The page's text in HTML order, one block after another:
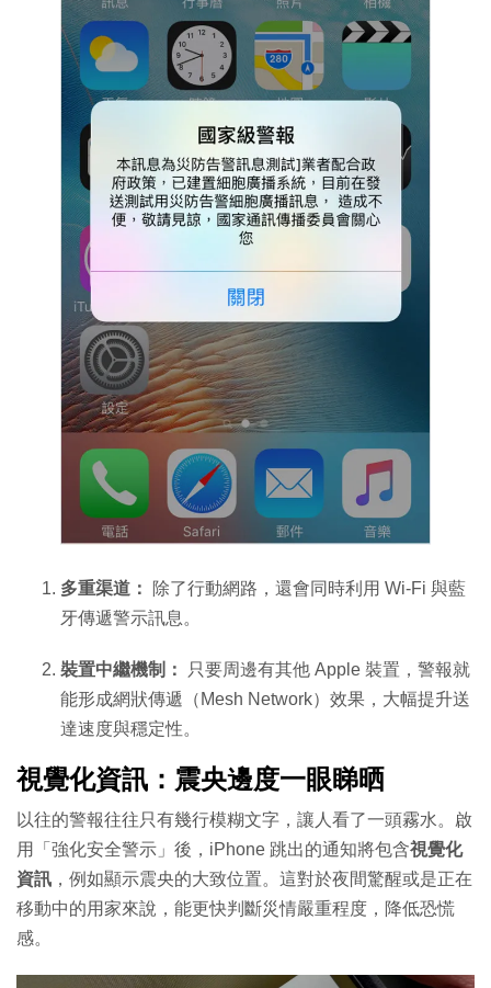
多重渠道：
除了行動網路，還會同時利用 Wi-Fi 與藍
牙傳遞警示訊息。
裝置中繼機制：
只要周邊有其他 Apple 裝置，警報就
能形成網狀傳遞（Mesh Network）效果，大幅提升送
達速度與穩定性。
視覺化資訊：震央邊度一眼睇晒
以往的警報往往只有幾行模糊文字，讓人看了一頭霧水。啟
用「強化安全警示」後，iPhone 跳出的通知將包含視覺化
資訊 ，例如顯示震央的大致位置。這對於夜間驚醒或是正在
移動中的用家來說，能更快判斷災情嚴重程度，降低恐慌
感。